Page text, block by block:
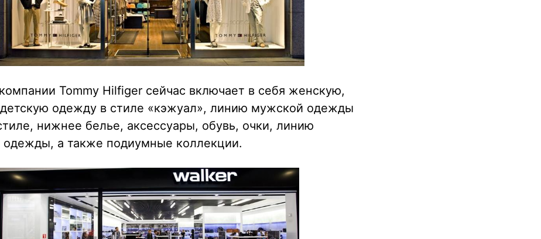
Tommy Hilfiger сейчас включает в себя женскую,
одежду в стиле «кэжуал», линию мужской одежды
нижнее белье, аксессуары, обувь, очки, линию
одежды, а также подиумные коллекции.